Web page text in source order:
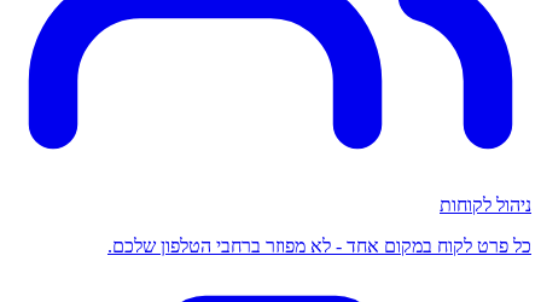
ניהול לקוחות
כל פרט לקוח במקום אחד - לא מפוזר ברחבי הטלפון שלכם.